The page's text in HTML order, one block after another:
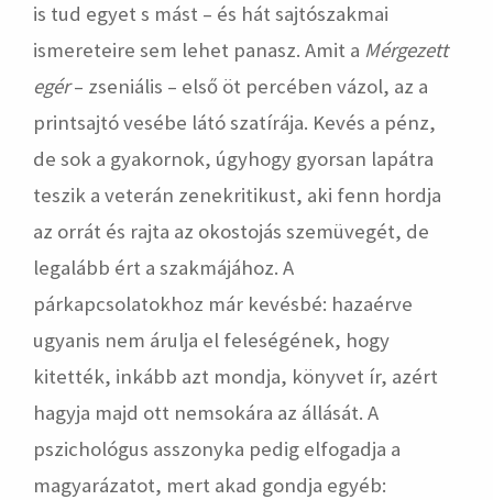
is tud egyet s mást – és hát sajtószakmai
ismereteire sem lehet panasz. Amit a Mérgezett
egér– zseniális – első öt percében vázol, az a
printsajtó vesébe látó szatírája. Kevés a pénz,
de sok a gyakornok, úgyhogy gyorsan lapátra
teszik a veterán zenekritikust, aki fenn hordja
az orrát és rajta az okostojás szemüvegét, de
legalább ért a szakmájához. A
párkapcsolatokhoz már kevésbé: hazaérve
ugyanis nem árulja el feleségének, hogy
kitették, inkább azt mondja, könyvet ír, azért
hagyja majd ott nemsokára az állását. A
pszichológus asszonyka pedig elfogadja a
magyarázatot, mert akad gondja egyéb: